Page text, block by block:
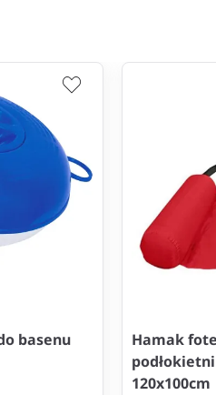
basenu
Hamak
120x100cm